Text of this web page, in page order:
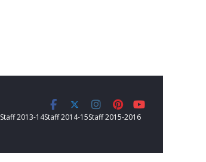
Staff 2013-14Staff 2014-15Staff 2015-2016